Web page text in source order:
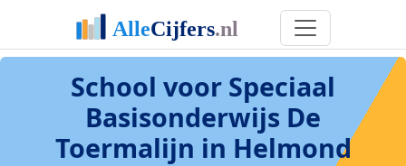
School voor Speciaal
Basisonderwijs De
Toermalijn in Helmond